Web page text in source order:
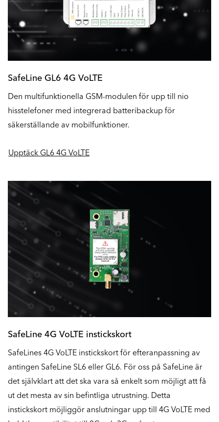
SafeLine GL6 4G VoLTE
Den multifunktionella GSM-modulen för upp till nio
hisstelefoner med integrerad batteribackup för
säkerställande av mobilfunktioner.
Upptäck GL6 4G VoLTE
SafeLine 4G VoLTE instickskort
SafeLines 4G VoLTE instickskort för efteranpassning av
antingen SafeLine SL6 eller GL6. För oss på SafeLine är
det självklart att det ska vara så enkelt som möjligt att få
ut det mesta av sin befintliga utrustning. Detta
instickskort möjliggör anslutningar upp till 4G VoLTE med